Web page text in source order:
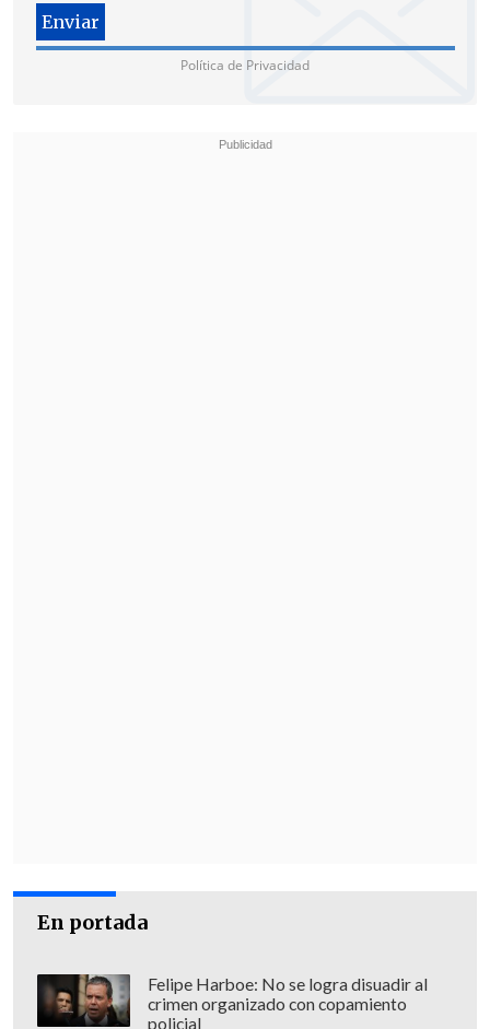
Política de Privacidad
En portada
Felipe Harboe: No se logra disuadir al
crimen organizado con copamiento
policial